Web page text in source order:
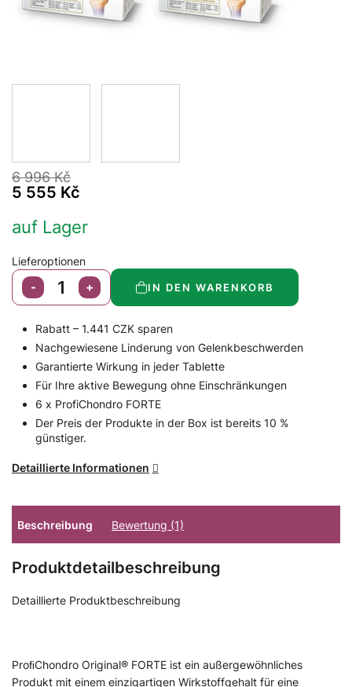
6 996 Kč
5 555 Kč
auf Lager
Lieferoptionen
IN DEN WARENKORB
Rabatt – 1.441 CZK sparen
Nachgewiesene Linderung von Gelenkbeschwerden
Garantierte Wirkung in jeder Tablette
Für Ihre aktive Bewegung ohne Einschränkungen
6 x ProfiChondro FORTE
Der Preis der Produkte in der Box ist bereits 10 %
günstiger.
Detaillierte Informationen
Beschreibung Bewertung (1)
Produktdetailbeschreibung
Detaillierte Produktbeschreibung
ProﬁChondro Original® FORTE ist ein außergewöhnliches
Produkt mit einem einzigartigen Wirkstoffgehalt für eine